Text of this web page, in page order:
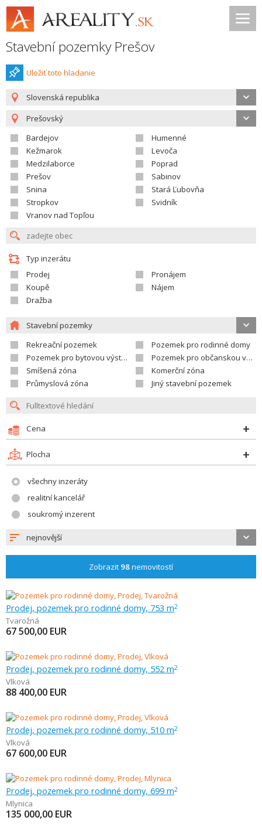
Stavební pozemky Prešov
Uložiť toto hladanie
Slovenská republika
Prešovský
Bardejov
Humenné
Kežmarok
Levoča
Medzilaborce
Poprad
Prešov
Sabinov
Snina
Stará Ľubovňa
Stropkov
Svidník
Vranov nad Topľou
Typ inzerátu
Prodej
Pronájem
Koupě
Nájem
Dražba
Stavební pozemky
Rekreační pozemek
Pozemek pro rodinné domy
Pozemek pro bytovou výstavbu
Pozemek pro občanskou vybavenost
Smíšená zóna
Komerční zóna
Průmyslová zóna
Jiný stavební pozemek
Cena
Plocha
všechny inzeráty
realitní kancelář
soukromý inzerent
nejnovější
Zobrazit 98nemovitostí
Prodej, pozemek pro rodinné domy, 753 m2
Tvarožná
67 500,00 EUR
Prodej, pozemek pro rodinné domy, 552 m2
Vlková
88 400,00 EUR
Prodej, pozemek pro rodinné domy, 510 m2
Vlková
67 600,00 EUR
Prodej, pozemek pro rodinné domy, 699 m2
Mlynica
135 000,00 EUR